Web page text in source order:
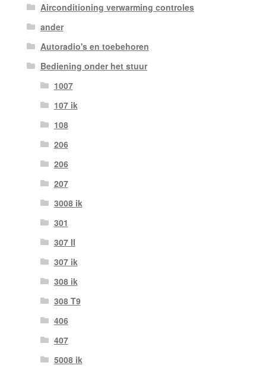
Airconditioning verwarming controles
ander
Autoradio's en toebehoren
Bediening onder het stuur
1007
107 ik
108
206
206
207
3008 ik
301
307 II
307 ik
308 ik
308 T9
406
407
5008 ik